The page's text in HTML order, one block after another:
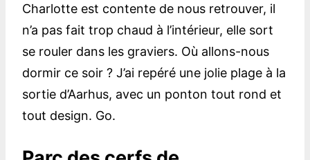
Charlotte est contente de nous retrouver, il
n’a pas fait trop chaud à l’intérieur, elle sort
se rouler dans les graviers. Où allons-nous
dormir ce soir ? J’ai repéré une jolie plage à la
sortie d’Aarhus, avec un ponton tout rond et
tout design. Go.